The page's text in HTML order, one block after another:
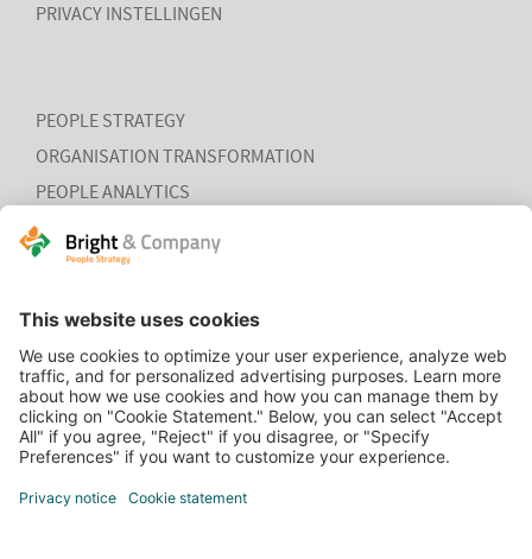
PRIVACY INSTELLINGEN
PEOPLE STRATEGY
ORGANISATION TRANSFORMATION
PEOPLE ANALYTICS
HR ORGANISATION EFFECTIVENESS
HOME
CONTACT
COOKIEVERKLARING
VACATURES